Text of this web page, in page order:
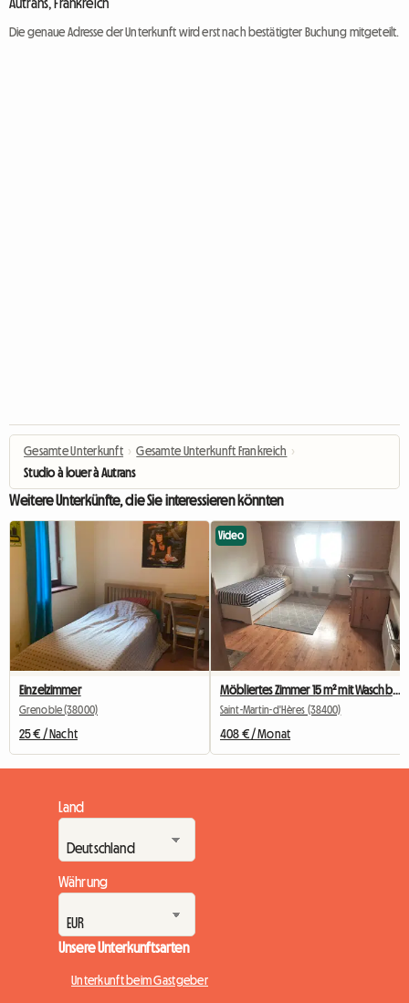
Die genaue Adresse der Unterkunft wird erst nach bestätigter Buchung mitgeteilt.
Gesamte Unterkunft › Gesamte Unterkunft Frankreich ›
Studio à louer à Autrans
Weitere Unterkünfte, die Sie interessieren könnten
Einzelzimmer
Grenoble (38000)
25 € / Nacht
Video
Möbliertes Zimmer 15 m² mit Waschbecken & eigenem Kühlschrank
Saint-Martin-d'Hères (38400)
408 € / Monat
Land
Währung
Unsere Unterkunftsarten
Unterkunft beim Gastgeber